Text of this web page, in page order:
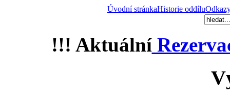
Úvodní stránkaHistorie oddílu
!!! Aktuální